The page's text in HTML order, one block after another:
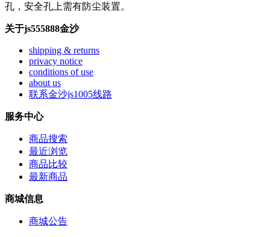
孔，安全孔上需有防尘装置。
关于js555888金沙
shipping & returns
privacy notice
conditions of use
about us
联系金沙js1005线路
服务中心
商品搜索
最近浏览
商品比较
最新商品
商城信息
商城公告